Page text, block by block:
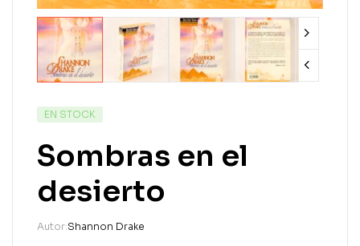
EN STOCK
Sombras en el
desierto
Autor:Shannon Drake